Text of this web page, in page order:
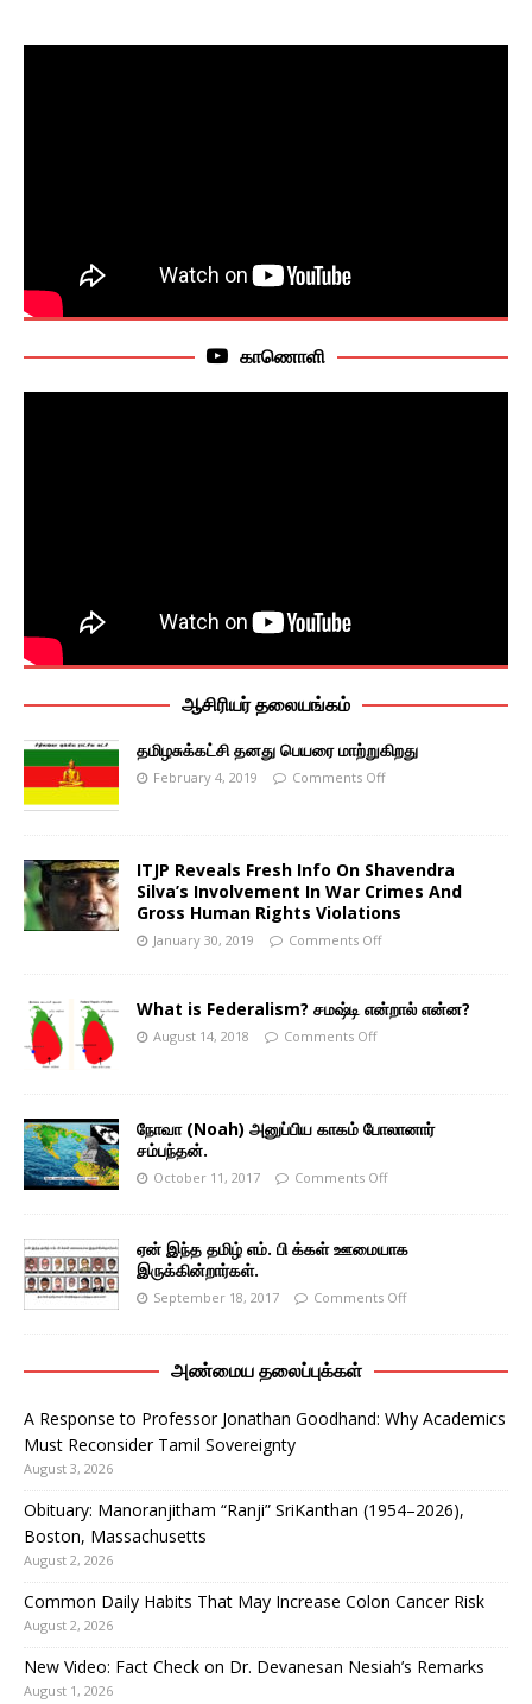
காணொளி
ஆசிரியர் தலையங்கம்
தமிழசுக்கட்சி தனது பெயரை மாற்றுகிறது
February 4, 2019 Comments Off
ITJP Reveals Fresh Info On Shavendra
Silva’s Involvement In War Crimes And
Gross Human Rights Violations
January 30, 2019 Comments Off
What is Federalism? சமஷ்டி என்றால் என்ன?
August 14, 2018 Comments Off
நோவா (Noah) அனுப்பிய காகம் போலானார்
சம்பந்தன்.
October 11, 2017 Comments Off
ஏன் இந்த தமிழ் எம். பி க்கள் ஊமையாக
இருக்கின்றார்கள்.
September 18, 2017 Comments Off
அண்மைய தலைப்புக்கள்
A Response to Professor Jonathan Goodhand: Why Academics
Must Reconsider Tamil Sovereignty
August 3, 2026
Obituary: Manoranjitham “Ranji” SriKanthan (1954–2026),
Boston, Massachusetts
August 2, 2026
Common Daily Habits That May Increase Colon Cancer Risk
August 2, 2026
New Video: Fact Check on Dr. Devanesan Nesiah’s Remarks
August 1, 2026